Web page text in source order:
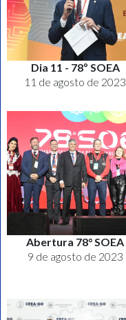
Dia 11 - 78º SOEA
11 de agosto de 2023
Abertura 78° SOEA
9 de agosto de 2023